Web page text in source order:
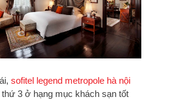
sofitel legend metropole hà nội
3 ở hạng mục khách sạn tốt